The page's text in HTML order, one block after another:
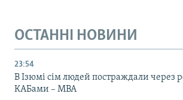
ОСТАННІ НОВИНИ
23:54
В Ізюмі сім людей постраждали через
КАБами – МВА